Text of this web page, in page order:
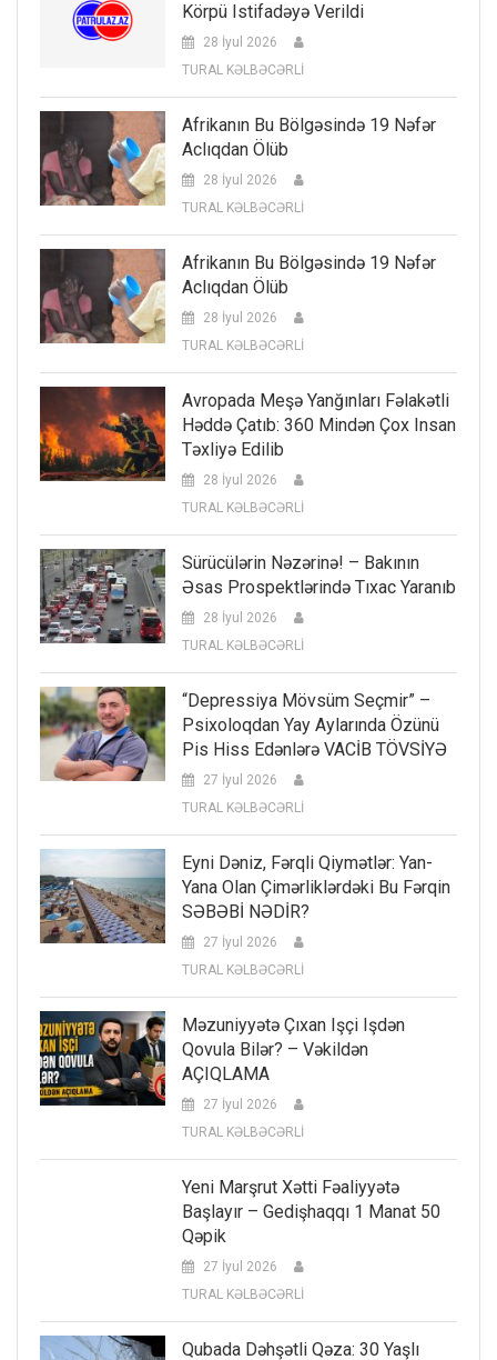
Körpü Istifadəyə Verildi
28 İyul 2026
TURAL KƏLBƏCƏRLİ
Afrikanın Bu Bölgəsində 19 Nəfər
Aclıqdan Ölüb
28 İyul 2026
TURAL KƏLBƏCƏRLİ
Afrikanın Bu Bölgəsində 19 Nəfər
Aclıqdan Ölüb
28 İyul 2026
TURAL KƏLBƏCƏRLİ
Avropada Meşə Yanğınları Fəlakətli
Həddə Çatıb: 360 Mindən Çox Insan
Təxliyə Edilib
28 İyul 2026
TURAL KƏLBƏCƏRLİ
Sürücülərin Nəzərinə! – Bakının
Əsas Prospektlərində Tıxac Yaranıb
28 İyul 2026
TURAL KƏLBƏCƏRLİ
“Depressiya Mövsüm Seçmir” –
Psixoloqdan Yay Aylarında Özünü
Pis Hiss Edənlərə VACİB TÖVSİYƏ
27 İyul 2026
TURAL KƏLBƏCƏRLİ
Eyni Dəniz, Fərqli Qiymətlər: Yan-
Yana Olan Çimərliklərdəki Bu Fərqin
SƏBƏBİ NƏDİR?
27 İyul 2026
TURAL KƏLBƏCƏRLİ
Məzuniyyətə Çıxan Işçi Işdən
Qovula Bilər? – Vəkildən
AÇIQLAMA
27 İyul 2026
TURAL KƏLBƏCƏRLİ
Yeni Marşrut Xətti Fəaliyyətə
Başlayır – Gedişhaqqı 1 Manat 50
Qəpik
27 İyul 2026
TURAL KƏLBƏCƏRLİ
Qubada Dəhşətli Qəza: 30 Yaşlı